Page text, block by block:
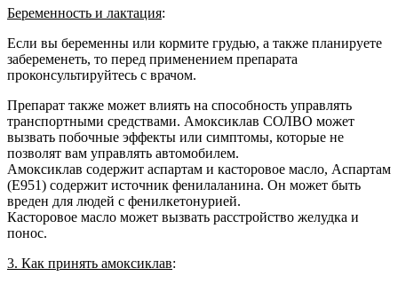
Беременность и лактация:
Если вы беременны или кормите грудью, а также планируете
забеременеть, то перед применением препарата
проконсультируйтесь с врачом.
Препарат также может влиять на способность управлять
транспортными средствами. Амоксиклав СОЛВО может
вызвать побочные эффекты или симптомы, которые не
позволят вам управлять автомобилем.
Амоксиклав содержит аспартам и касторовое масло, Аспартам
(E951) содержит источник фенилаланина. Он может быть
вреден для людей с фенилкетонурией.
Касторовое масло может вызвать расстройство желудка и
понос.
3. Как принять амоксиклав: